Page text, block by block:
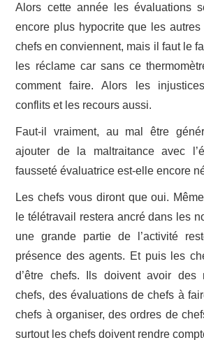
Alors cette année les évaluations
encore plus hypocrite que les
chefs en conviennent, mais il faut le
les réclame car sans ce
comment faire. Alors les
conflits et les recours aussi.
Faut-il vraiment, au mal être
ajouter de la maltraitance avec
fausseté évaluatrice est-elle encore
Les chefs vous diront que oui.
le télétravail restera ancré dans les
une grande partie de l’activité
présence des agents. Et puis les
d’être chefs. Ils doivent avoir des
chefs, des évaluations de chefs à
chefs à organiser, des ordres de
surtout les chefs doivent rendre